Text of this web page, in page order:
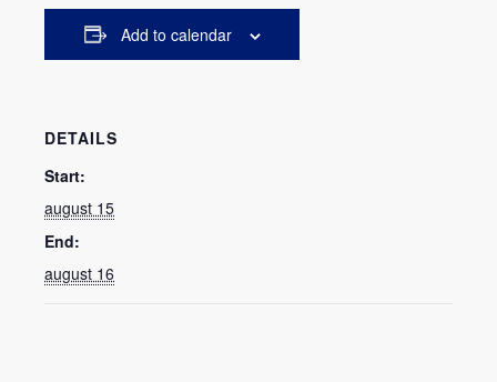
Add to calendar
DETAILS
Start:
august 15
End:
august 16